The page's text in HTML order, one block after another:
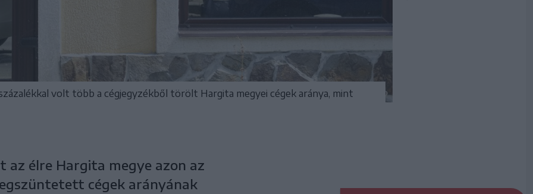
volt több a cégjegyzékből törölt Hargita megyei cégek aránya, mint
az élre Hargita megye azon az
cégek arányának